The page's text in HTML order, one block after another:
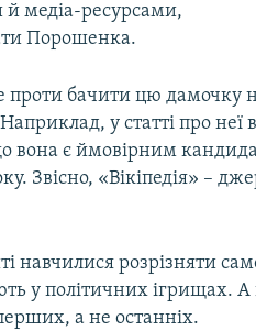
й медіа-ресурсами,
Порошенка.
проти бачити цю дамочку
у статті про неї в
вона є ймовірним
Звісно, «Вікіпедія» –
навчилися розрізняти
у політичних ігрищах.
а не останніх.